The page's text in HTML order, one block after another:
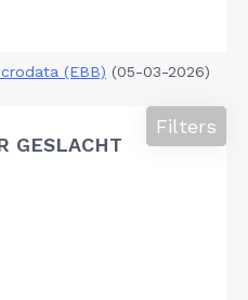
(EBB) (05-03-2026)
GESLACHT
Filters